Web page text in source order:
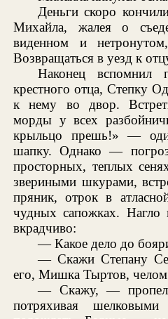
Деньги скоро
Михайла, жалея о
виденном и
Возвращаться в уезд к
Наконец вспомнил
крестного отца, Степку
к нему во двор.
морды у всех
крыльцо прешь!» —
шапку. Однако —
просторных, теплых
звериными шкурами,
пряник, отрок в
чудных сапожках. Нагло
вкрадчиво:
— Какое дело до
— Скажи Степану
его, Мишка Тыртов, челом
— Скажу, — пропел
потряхивая